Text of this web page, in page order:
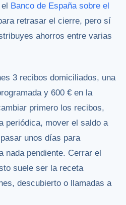
Banco de España sobre el
retrasar el cierre, pero sí
ahorros entre varias
3 recibos domiciliados, una
y 600 € en la
primero los recibos,
periódica, mover el saldo a
unos días para
nada pendiente. Cerrar el
suele ser la receta
descubierto o llamadas a